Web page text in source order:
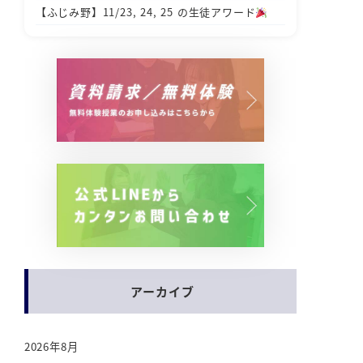
【ふじみ野】11/23, 24, 25 の生徒アワード
アーカイブ
2026年8月